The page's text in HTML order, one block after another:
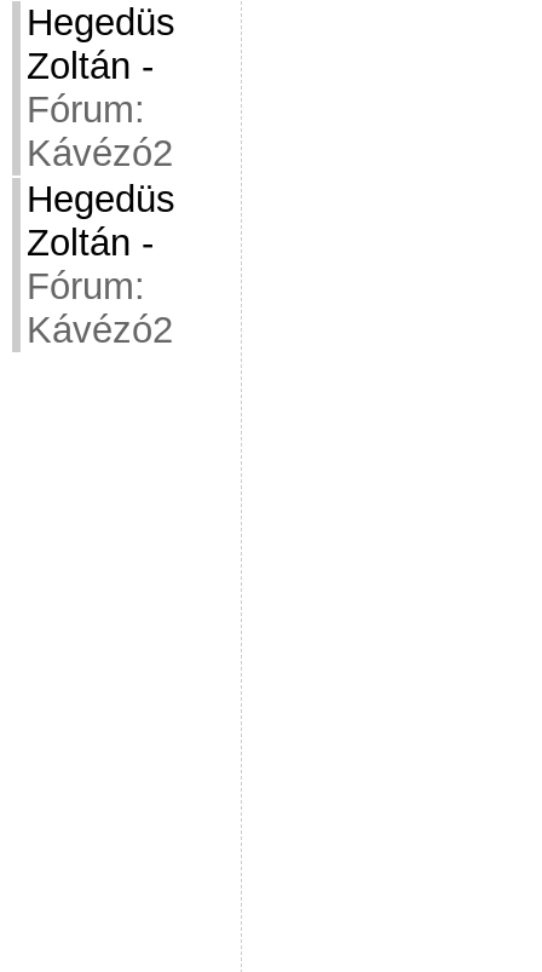
Hegedüs
Zoltán -
Fórum:
Kávézó2
Hegedüs
Zoltán -
Fórum:
Kávézó2